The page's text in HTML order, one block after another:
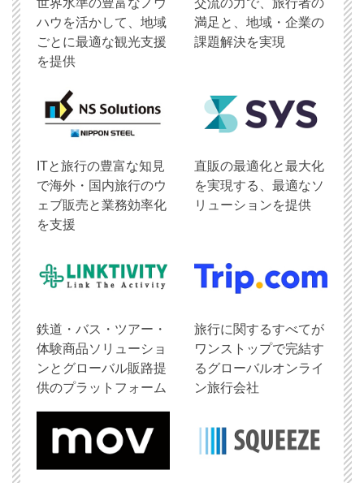
世界水準の豊富なノウ
ハウを活かして、地域
ごとに最適な観光支援
を提供
交流の力で、旅行者の
満足と、地域・企業の
課題解決を実現
ITと旅行の豊富な知見
で海外・国内旅行のウ
ェブ販売と業務効率化
を支援
直販の最適化と最大化
を実現する、最適なソ
リューションを提供
鉄道・バス・ツアー・
体験商品ソリューショ
ンとグローバル販路提
供のプラットフォーム
旅行に関するすべてが
ワンストップで完結す
るグローバルオンライ
ン旅行会社